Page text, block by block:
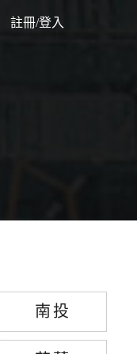
註冊/登入
南投